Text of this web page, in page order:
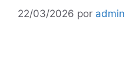
22/03/2026 por admin